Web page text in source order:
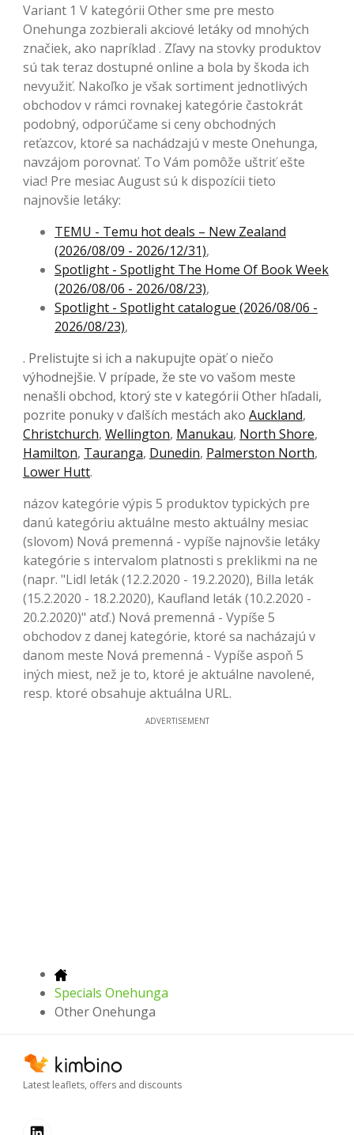
Variant 1 V kategórii Other sme pre mesto
Onehunga zozbierali akciové letáky od mnohých
značiek, ako napríklad . Zľavy na stovky produktov
sú tak teraz dostupné online a bola by škoda ich
nevyužiť. Nakoľko je však sortiment jednotlivých
obchodov v rámci rovnakej kategórie častokrát
podobný, odporúčame si ceny obchodných
reťazcov, ktoré sa nachádzajú v meste Onehunga,
navzájom porovnať. To Vám pomôže uštriť ešte
viac! Pre mesiac August sú k dispozícii tieto
najnovšie letáky:
TEMU - Temu hot deals – New Zealand
(2026/08/09 - 2026/12/31),
Spotlight - Spotlight The Home Of Book Week
(2026/08/06 - 2026/08/23),
Spotlight - Spotlight catalogue (2026/08/06 -
2026/08/23),
. Prelistujte si ich a nakupujte opäť o niečo
výhodnejšie. V prípade, že ste vo vašom meste
nenašli obchod, ktorý ste v kategórii Other hľadali,
pozrite ponuky v ďalších mestách ako Auckland,
Christchurch, Wellington, Manukau, North Shore,
Hamilton, Tauranga, Dunedin, Palmerston North,
Lower Hutt.
názov kategórie výpis 5 produktov typických pre
danú kategóriu aktuálne mesto aktuálny mesiac
(slovom) Nová premenná - vypíše najnovšie letáky
kategórie s intervalom platnosti s preklikmi na ne
(napr. "Lidl leták (12.2.2020 - 19.2.2020), Billa leták
(15.2.2020 - 18.2.2020), Kaufland leták (10.2.2020 -
20.2.2020)" atď.) Nová premenná - Vypíše 5
obchodov z danej kategórie, ktoré sa nacházajú v
danom meste Nová premenná - Vypíše aspoň 5
iných miest, než je to, ktoré je aktuálne navolené,
resp. ktoré obsahuje aktuálna URL.
ADVERTISEMENT
Specials Onehunga
Other Onehunga
Latest leaflets, offers and discounts